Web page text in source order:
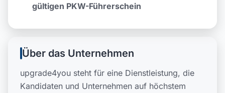
gültigen PKW-Führerschein
Über das Unternehmen
upgrade4you steht für eine Dienstleistung, die
Kandidaten und Unternehmen auf höchstem